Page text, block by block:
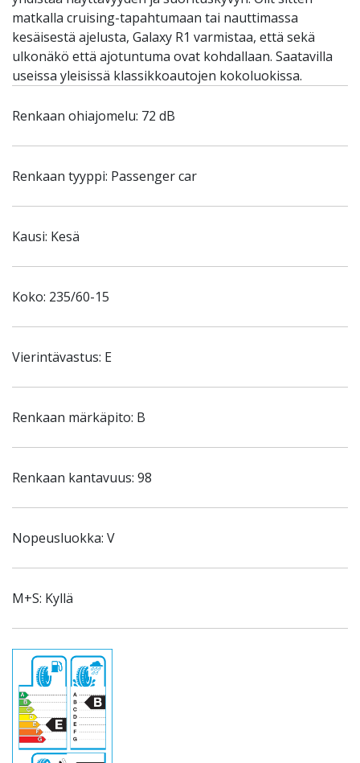
matkalla cruising-tapahtumaan tai nauttimassa
kesäisestä ajelusta, Galaxy R1 varmistaa, että sekä
ulkonäkö että ajotuntuma ovat kohdallaan. Saatavilla
useissa yleisissä klassikkoautojen kokoluokissa.
Renkaan ohiajomelu: 72 dB
Renkaan tyyppi: Passenger car
Kausi: Kesä
Koko: 235/60-15
Vierintävastus: E
Renkaan märkäpito: B
Renkaan kantavuus: 98
Nopeusluokka: V
M+S: Kyllä